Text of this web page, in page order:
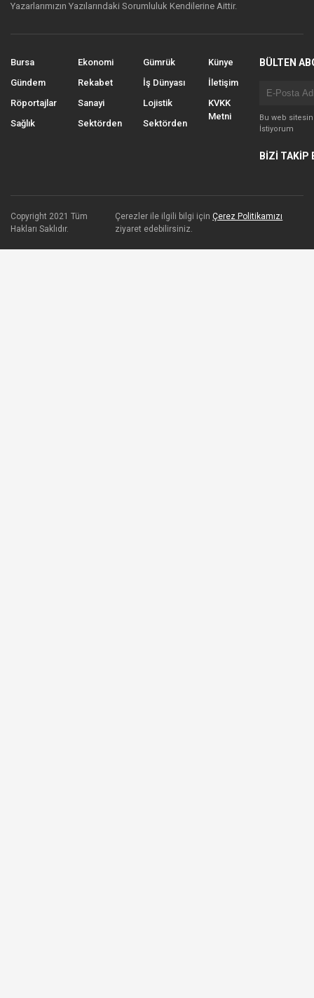
Yazarlarımızın Yazılarındaki Sorumluluk Kendilerine Aittir.
Bursa
Gündem
Röportajlar
Sağlık
Ekonomi
Rekabet
Sanayi
Sektörden
Gümrük
İş Dünyası
Lojistik
Sektörden
Künye
İletişim
KVKK
Metni
BÜLTEN
Bu web
İstiyorum
BİZİ TAKİP
Copyright 2021 Tüm
Hakları Saklıdır.
Çerezler ile ilgili bilgi içinÇerez Politikamızı
ziyaret edebilirsiniz.